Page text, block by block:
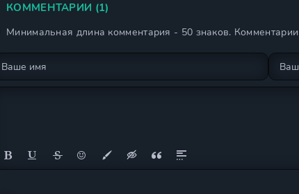
КОММЕНТАРИИ (1)
Минимальная длина комментария - 50 знаков.